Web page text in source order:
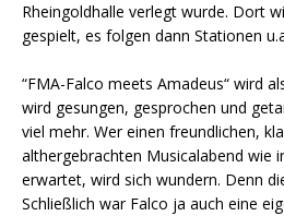
Rheingoldhalle verlegt wurde. Dort
gespielt, es folgen dann Stationen
“FMA-Falco meets Amadeus“ wird
wird gesungen, gesprochen und
viel mehr. Wer einen freundlichen,
althergebrachten Musicalabend wie
erwartet, wird sich wundern. Denn
Schließlich war Falco ja auch eine